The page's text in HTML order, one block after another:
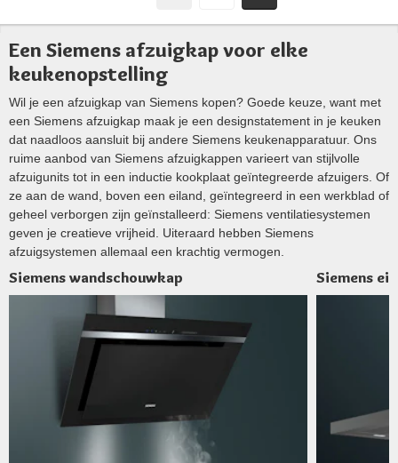
Een Siemens afzuigkap voor elke
keukenopstelling
Wil je een afzuigkap van Siemens kopen? Goede keuze, want met
een Siemens afzuigkap maak je een designstatement in je keuken
dat naadloos aansluit bij andere Siemens keukenapparatuur. Ons
ruime aanbod van Siemens afzuigkappen varieert van stijlvolle
afzuigunits tot in een inductie kookplaat geïntegreerde afzuigers. Of
ze aan de wand, boven een eiland, geïntegreerd in een werkblad of
geheel verborgen zijn geïnstalleerd: Siemens ventilatiesystemen
geven je creatieve vrijheid. Uiteraard hebben Siemens
afzuigsystemen allemaal een krachtig vermogen.
Siemens wandschouwkap Siemens